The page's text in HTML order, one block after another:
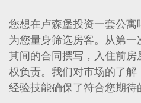
您想在卢森堡投资一套公
为您量身筛选房客。从第一
其间的合同撰写，入住前
权负责。我们对市场的了
经验技能确保了符合您期待